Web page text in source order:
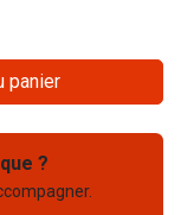
panier
?